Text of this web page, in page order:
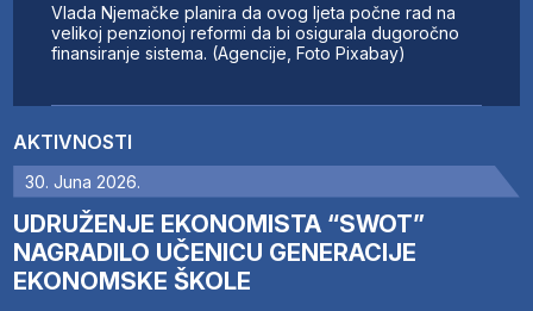
AKTIVNOSTI
30. Juna 2026.
UDRUŽENJE EKONOMISTA “SWOT”
NAGRADILO UČENICU GENERACIJE
EKONOMSKE ŠKOLE
Vlada Njemačke planira da ovog ljeta počne rad na
velikoj penzionoj reformi da bi osigurala dugoročno
finansiranje sistema. (Agencije, Foto Pixabay)